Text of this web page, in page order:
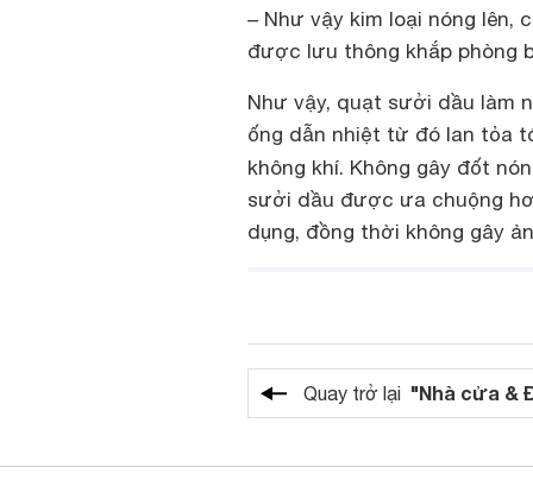
– Như vậy kim loại nóng lên,
được lưu thông khắp phòng
Như vậy, quạt sưởi dầu làm
ống dẫn nhiệt từ đó lan tỏa
không khí. Không gây đốt
sưởi dầu được ưa chuộng
dụng, đồng thời không gây
Quay trở lại "Nhà cửa &